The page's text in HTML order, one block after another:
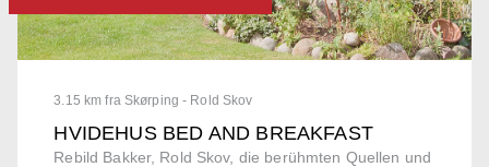
3.15 km fra Skørping - Rold Skov
HVIDEHUS BED AND BREAKFAST
Rebild Bakker, Rold Skov, die berühmten Quellen und